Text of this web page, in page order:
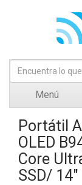
Menú
Portátil
OLED
Core
SSD/